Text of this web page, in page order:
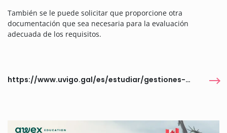
También se le puede solicitar que proporcione otra
documentación que sea necesaria para la evaluación
adecuada de los requisitos.
https://www.uvigo.gal/es/estudiar/gestiones-estudiantes/becas